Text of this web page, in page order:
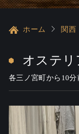
ホーム 関西
オステ
各三ノ宮町から10分